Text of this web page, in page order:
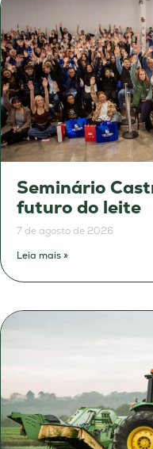
Seminário
futuro do leite
7 de agosto de 2026
Leia mais »